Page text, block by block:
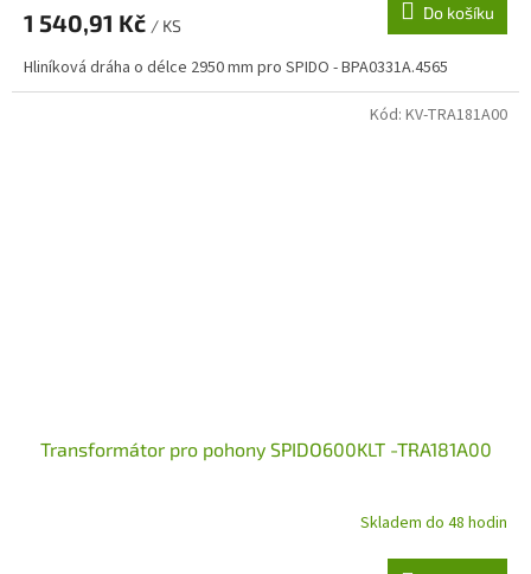
1 540,91 Kč / KS
Do košíku
Hliníková dráha o délce 2950 mm pro SPIDO - BPA0331A.4565
Transformátor pro pohony SPIDO600KLT -TRA181A00
Skladem do 48 hodin
Kód: KV-TRA181A00